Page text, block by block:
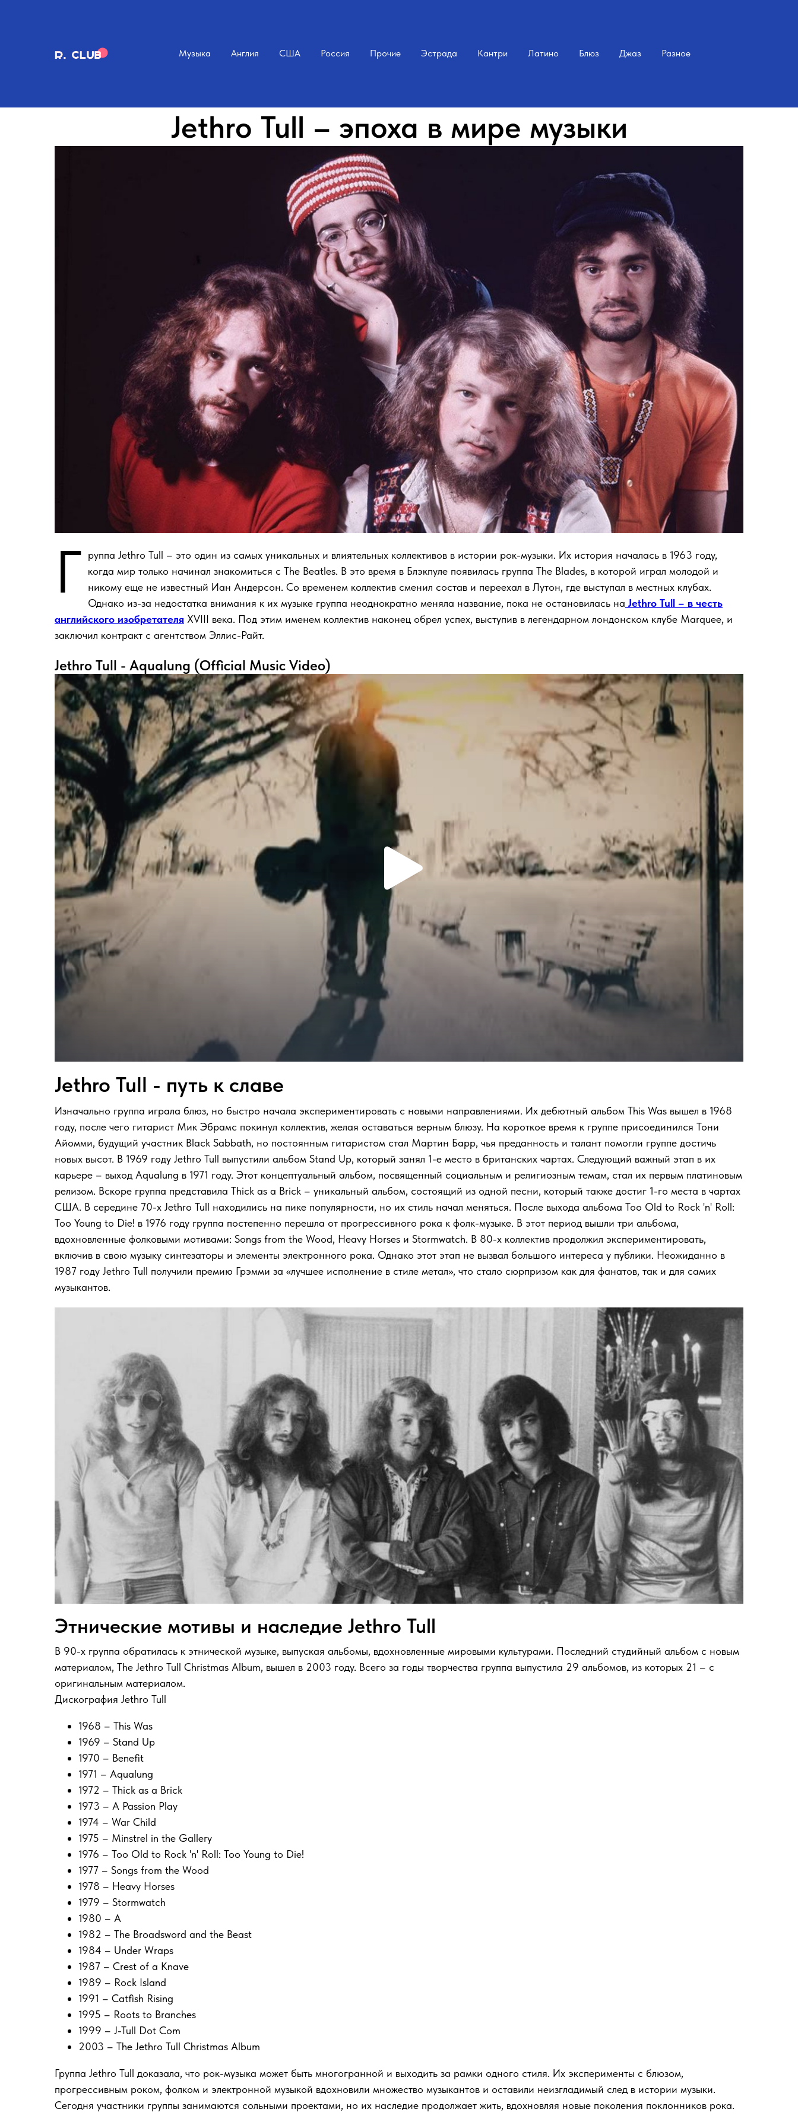
Музыка Англия США Россия Прочие Эстрада Кантри Латино Блюз Джаз Разное
Jethro Tull – эпоха в мире музыки
Г руппа Jethro Tull – это один из самых уникальных и влиятельных коллективов в истории рок-музыки. Их история началась в 1963 году,
когда мир только начинал знакомиться с The Beatles. В это время в Блэкпуле появилась группа The Blades, в которой играл молодой и
никому еще не известный Иан Андерсон. Со временем коллектив сменил состав и переехал в Лутон, где выступал в местных клубах.
Однако из-за недостатка внимания к их музыке группа неоднократно меняла название, пока не остановилась на Jethro Tull – в честь
английского изобретателя XVIII века. Под этим именем коллектив наконец обрел успех, выступив в легендарном лондонском клубе Marquee, и
заключил контракт с агентством Эллис-Райт.
Jethro Tull - Aqualung (Official Music Video)
Jethro Tull - путь к славе
Изначально группа играла блюз, но быстро начала экспериментировать с новыми направлениями. Их дебютный альбом This Was вышел в 1968
году, после чего гитарист Мик Эбрамс покинул коллектив, желая оставаться верным блюзу. На короткое время к группе присоединился Тони
Айомми, будущий участник Black Sabbath, но постоянным гитаристом стал Мартин Барр, чья преданность и талант помогли группе достичь
новых высот. В 1969 году Jethro Tull выпустили альбом Stand Up, который занял 1-е место в британских чартах. Следующий важный этап в их
карьере – выход Aqualung в 1971 году. Этот концептуальный альбом, посвященный социальным и религиозным темам, стал их первым платиновым
релизом. Вскоре группа представила Thick as a Brick – уникальный альбом, состоящий из одной песни, который также достиг 1-го места в чартах
США. В середине 70-х Jethro Tull находились на пике популярности, но их стиль начал меняться. После выхода альбома Too Old to Rock 'n' Roll:
Too Young to Die! в 1976 году группа постепенно перешла от прогрессивного рока к фолк-музыке. В этот период вышли три альбома,
вдохновленные фолковыми мотивами: Songs from the Wood, Heavy Horses и Stormwatch. В 80-х коллектив продолжил экспериментировать,
включив в свою музыку синтезаторы и элементы электронного рока. Однако этот этап не вызвал большого интереса у публики. Неожиданно в
1987 году Jethro Tull получили премию Грэмми за «лучшее исполнение в стиле метал», что стало сюрпризом как для фанатов, так и для самих
музыкантов.
Этнические мотивы и наследие Jethro Tull
В 90-х группа обратилась к этнической музыке, выпуская альбомы, вдохновленные мировыми культурами. Последний студийный альбом с новым
материалом, The Jethro Tull Christmas Album, вышел в 2003 году. Всего за годы творчества группа выпустила 29 альбомов, из которых 21 – с
оригинальным материалом.
Дискография Jethro Tull
1968 – This Was
1969 – Stand Up
1970 – Benefit
1971 – Aqualung
1972 – Thick as a Brick
1973 – A Passion Play
1974 – War Child
1975 – Minstrel in the Gallery
1976 – Too Old to Rock 'n' Roll: Too Young to Die!
1977 – Songs from the Wood
1978 – Heavy Horses
1979 – Stormwatch
1980 – A
1982 – The Broadsword and the Beast
1984 – Under Wraps
1987 – Crest of a Knave
1989 – Rock Island
1991 – Catfish Rising
1995 – Roots to Branches
1999 – J-Tull Dot Com
2003 – The Jethro Tull Christmas Album
Группа Jethro Tull доказала, что рок-музыка может быть многогранной и выходить за рамки одного стиля. Их эксперименты с блюзом,
прогрессивным роком, фолком и электронной музыкой вдохновили множество музыкантов и оставили неизгладимый след в истории музыки.
Сегодня участники группы занимаются сольными проектами, но их наследие продолжает жить, вдохновляя новые поколения поклонников рока.